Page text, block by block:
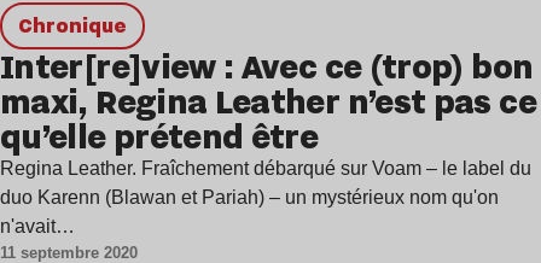
chronique
Inter[re]view : Avec ce (trop) bon
maxi, Regina Leather n’est pas ce
qu’elle prétend être
Regina Leather. Fraîchement débarqué sur Voam – le label du
duo Karenn (Blawan et Pariah) – un mystérieux nom qu'on
n'avait…
11 septembre 2020